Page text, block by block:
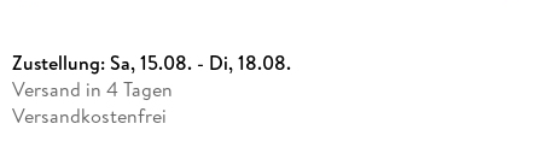
Zustellung:Sa, 15.08. - Di, 18.08.
Versand in 4 Tagen
Versandkostenfrei